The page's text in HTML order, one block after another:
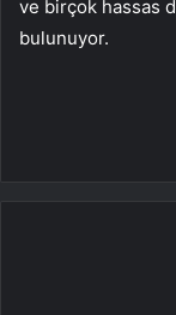
ve birçok hassas
bulunuyor.